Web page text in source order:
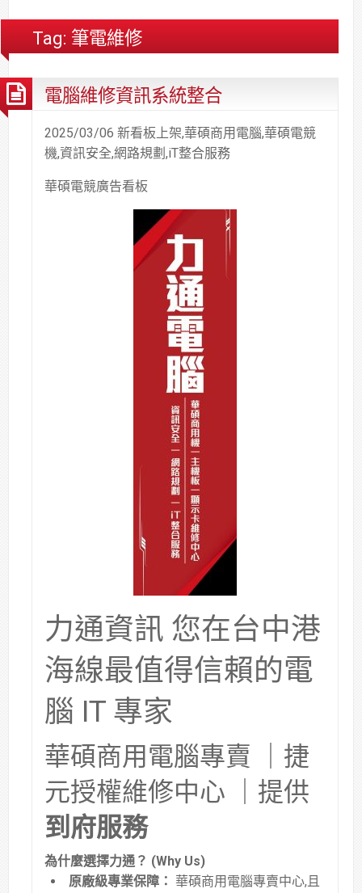
修,
公
解
Tag: 筆電維修
電腦維修資訊系統整合
2025/03/06 新看板上架,華碩商用電腦,華碩電競
機,資訊安全,網路規劃,iT整合服務
華碩電競廣告看板
力通資訊 您在台中港
海線最值得信賴的電
腦 IT 專家
華碩商用電腦專賣 ｜捷
元授權維修中心 ｜提供
到府服務
為什麼選擇力通？ (Why Us)
原廠級專業保障： 華碩商用電腦專賣中心,且